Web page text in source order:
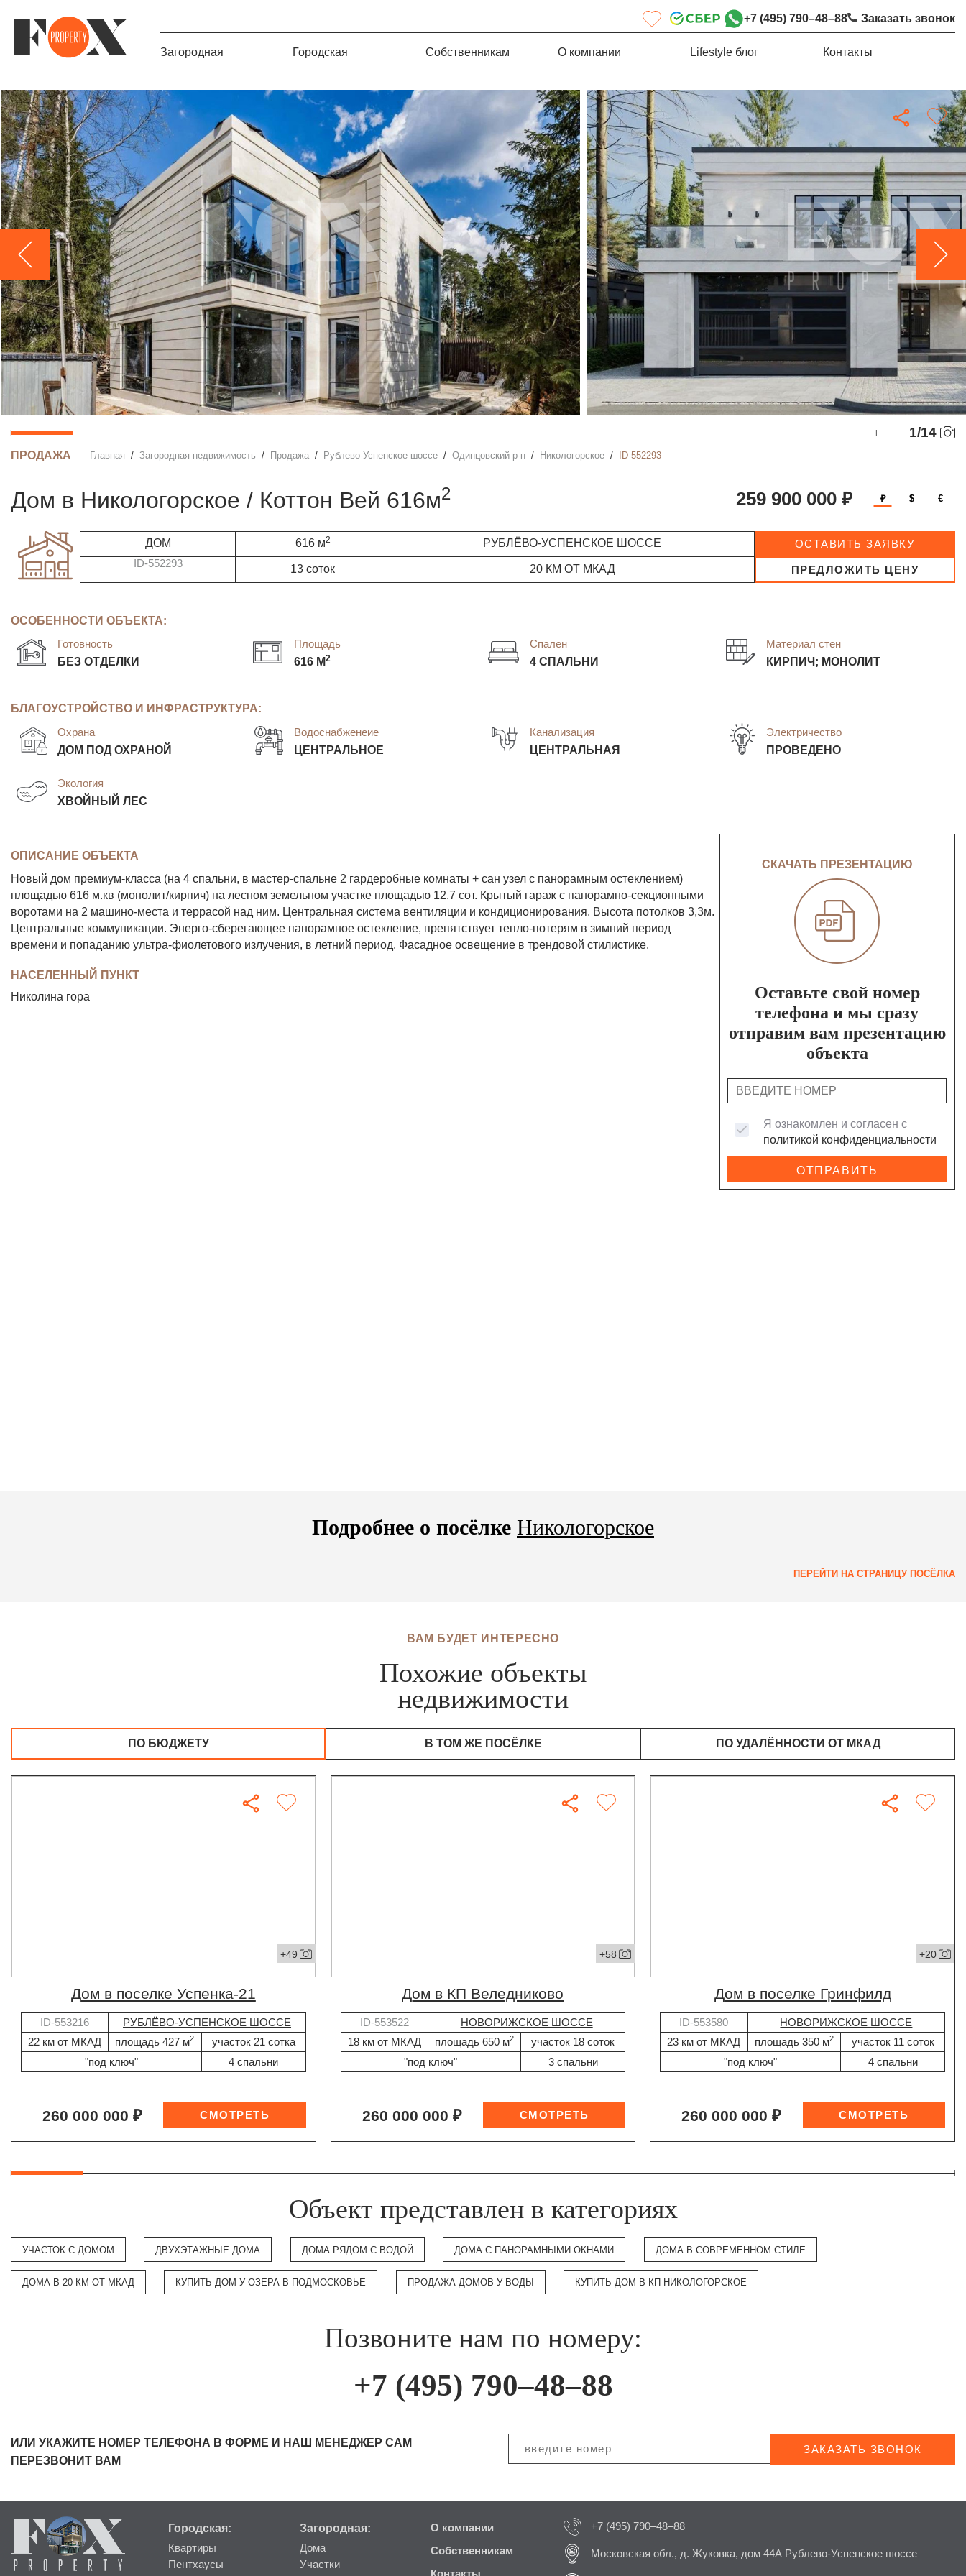
+7 (495) 790–48–88 Заказать звонок
Загородная Городская Собственникам О компании Lifestyle блог Контакты
1/14
ПРОДАЖА Главная Загородная недвижимость Продажа Рублево-Успенское шоссе Одинцовский р-н Никологорское ID-552293
дом в Никологорское / Коттон Вей 616м2 259 900 000 ₽ ₽ $ €
ДОМ 616 м2 РУБЛЁВО-УСПЕНСКОЕ ШОССЕ
ID-552293 13 соток 20 КМ ОТ МКАД
ОСТАВИТЬ ЗАЯВКУ
ПРЕДЛОЖИТЬ ЦЕНУ
ОСОБЕННОСТИ ОБЪЕКТА:
Готовность
БЕЗ ОТДЕЛКИ
Площадь
616 М2
Спален
4 СПАЛЬНИ
Материал стен
КИРПИЧ; МОНОЛИТ
БЛАГОУСТРОЙСТВО И ИНФРАСТРУКТУРА:
Охрана
ДОМ ПОД ОХРАНОЙ
Водоснабженеие
ЦЕНТРАЛЬНОЕ
Канализация
ЦЕНТРАЛЬНАЯ
Электричество
ПРОВЕДЕНО
Экология
ХВОЙНЫЙ ЛЕС
ОПИСАНИЕ ОБЪЕКТА
Новый дом премиум-класса (на 4 спальни, в мастер-спальне 2 гардеробные комнаты + сан узел с панорамным остеклением)
площадью 616 м.кв (монолит/кирпич) на лесном земельном участке площадью 12.7 сот. Крытый гараж с панорамно-секционными
воротами на 2 машино-места и террасой над ним. Центральная система вентиляции и кондиционирования. Высота потолков 3,3м.
Центральные коммуникации. Энерго-сберегающее панорамное остекление, препятствует тепло-потерям в зимний период
времени и попаданию ультра-фиолетового излучения, в летний период. Фасадное освещение в трендовой стилистике.
НАСЕЛЕННЫЙ ПУНКТ
Николина гора
СКАЧАТЬ ПРЕЗЕНТАЦИЮ
Оставьте свой номер
телефона и мы сразу
отправим вам презентацию
объекта
Я ознакомлен и согласен с
политикой конфиденциальности
ОТПРАВИТЬ
Подробнее о посёлке Никологорское
ПЕРЕЙТИ НА СТРАНИЦУ ПОСЁЛКА
ВАМ БУДЕТ ИНТЕРЕСНО
Похожие объекты
недвижимости
ПО БЮДЖЕТУ В ТОМ ЖЕ ПОСЁЛКЕ ПО УДАЛЁННОСТИ ОТ МКАД
+49
дом в поселке Успенка-21
ID-553216
РУБЛЁВО-УСПЕНСКОЕ ШОССЕ
22 км от МКАД
площадь 427 м2
участок 21 сотка
"под ключ"
4 спальни
260 000 000 ₽
+58
дом в КП Веледниково
ID-553522
НОВОРИЖСКОЕ ШОССЕ
18 км от МКАД
площадь 650 м2
участок 18 соток
"под ключ"
3 спальни
260 000 000 ₽
+20
дом в поселке Гринфилд
ID-553580
НОВОРИЖСКОЕ ШОССЕ
23 км от МКАД
площадь 350 м2
участок 11 соток
"под ключ"
4 спальни
260 000 000 ₽
Объект представлен в категориях
УЧАСТОК С ДОМОМ ДВУХЭТАЖНЫЕ ДОМА ДОМА РЯДОМ С ВОДОЙ ДОМА С ПАНОРАМНЫМИ ОКНАМИ ДОМА В СОВРЕМЕННОМ СТИЛЕ
ДОМА В 20 КМ ОТ МКАД КУПИТЬ ДОМ У ОЗЕРА В ПОДМОСКОВЬЕ ПРОДАЖА ДОМОВ У ВОДЫ КУПИТЬ ДОМ В КП НИКОЛОГОРСКОЕ
Позвоните нам по номеру:
+7 (495) 790–48–88
ИЛИ УКАЖИТЕ НОМЕР ТЕЛЕФОНА В ФОРМЕ И НАШ МЕНЕДЖЕР САМ
ПЕРЕЗВОНИТ ВАМ
ЗАКАЗАТЬ ЗВОНОК
Городская:
Квартиры
Пентхаусы
Загородная:
Дома
Участки
О компании
Собственникам
Контакты
+7 (495) 790–48–88
Московская обл., д. Жуковка, дом 44А Рублево-Успенское шоссе